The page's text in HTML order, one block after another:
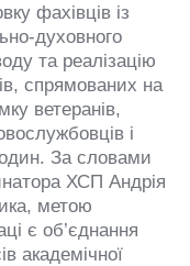
фахівців із
духовного
та реалізацію
спрямованих на
ветеранів,
і
За словами
ХСП Андрія
метою
є об’єднання
академічної